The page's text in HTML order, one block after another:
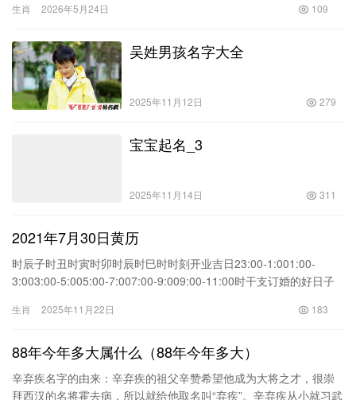
看属鼠女年感情运，希望能够帮助到大家！96鼠女2021下半年对于
面发展都很顺利，很少会出现偏差和意外，整个人的状态都是一种
很好的感觉。工
生肖 2026年5月24日 109
吴姓男孩名字大全
2025年11月12日 279
宝宝起名_3
2025年11月14日 311
2021年7月30日黄历
时辰子时丑时寅时卯时辰时巳时时刻开业吉日23:00-1:001:00-
3:003:00-5:005:00-7:007:00-9:009:00-11:00时干支订婚的好日子
生肖 2025年11月22日 183
88年今年多大属什么（88年今年多大）
辛弃疾名字的由来：辛弃疾的祖父辛赞希望他成为大将之才，很崇
拜西汉的名将霍去病，所以就给他取名叫“弃疾”。辛弃疾从小就习武